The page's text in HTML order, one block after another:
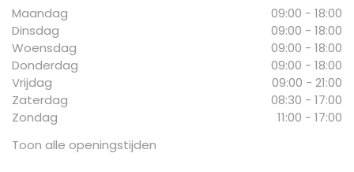
Maandag
09:00 - 18:00
Dinsdag
09:00 - 18:00
Woensdag
09:00 - 18:00
Donderdag
09:00 - 18:00
Vrijdag
09:00 - 21:00
Zaterdag
08:30 - 17:00
Zondag
11:00 - 17:00
Toon alle openingstijden